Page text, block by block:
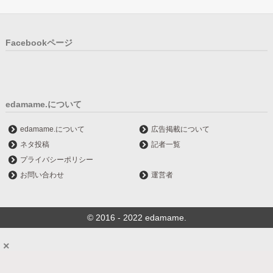
Facebookページ
edamame.について
edamame.について
広告掲載について
ネタ投稿
記者一覧
プライバシーポリシー
お問い合わせ
運営者
© 2016 - 2022 edamame.
×